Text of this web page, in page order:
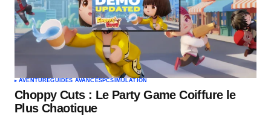
AVENTUREGUIDES AVANCÉSPCSIMULATION
Choppy Cuts : Le Party Game Coiffure le
Plus Chaotique